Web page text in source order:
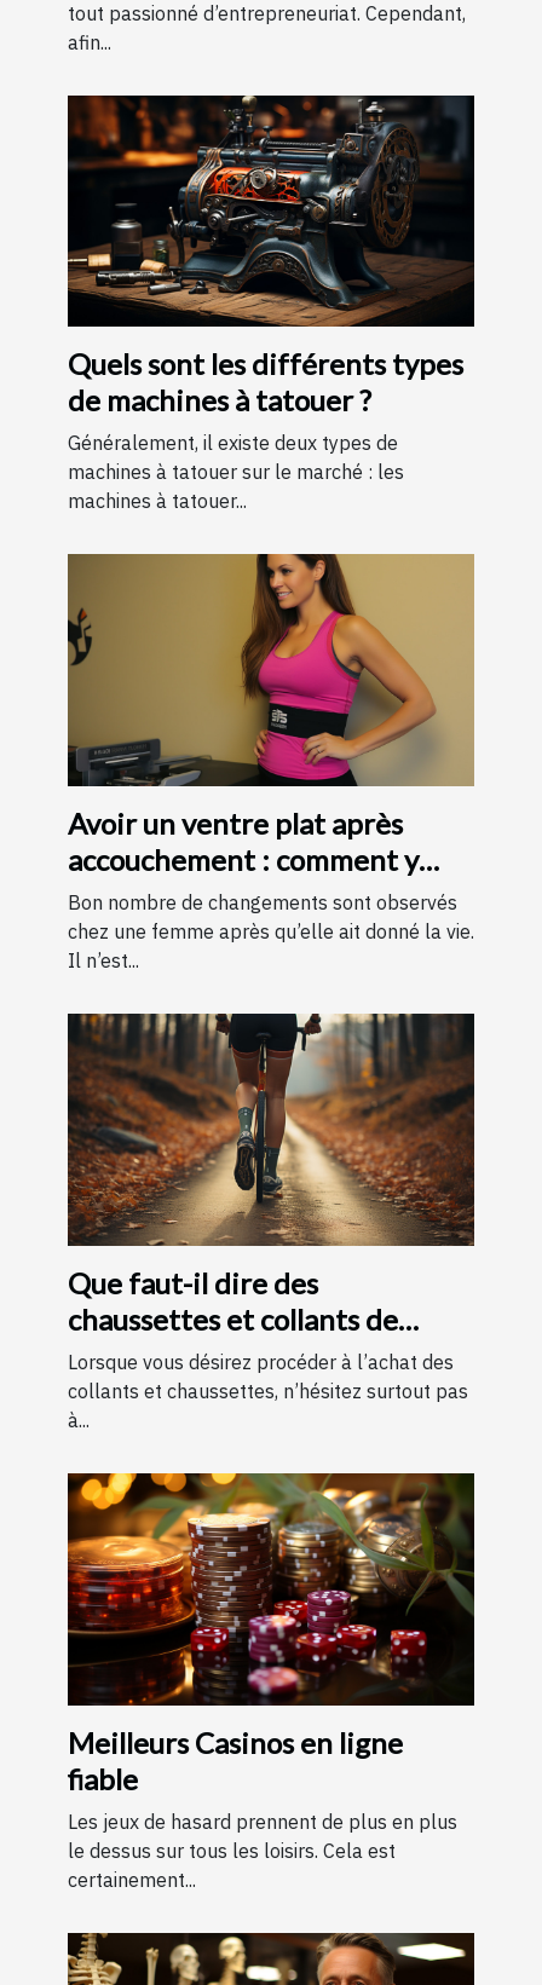
tout passionné d’entrepreneuriat. Cependant,
afin...
Quels sont les différents types
de machines à tatouer ?
Généralement, il existe deux types de
machines à tatouer sur le marché : les
machines à tatouer...
Avoir un ventre plat après
accouchement : comment y
parvenir ?
Bon nombre de changements sont observés
chez une femme après qu’elle ait donné la vie.
Il n’est...
Que faut-il dire des
chaussettes et collants de
contention ?
Lorsque vous désirez procéder à l’achat des
collants et chaussettes, n’hésitez surtout pas
à...
Meilleurs Casinos en ligne
fiable
Les jeux de hasard prennent de plus en plus
le dessus sur tous les loisirs. Cela est
certainement...